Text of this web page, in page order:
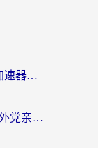
海外党打光明大陆总卡顿？选对加速器才是关键！（附亲测好用的推荐）
澳大利亚怎么玩放开那三国3？海外党亲测有效的国服游戏加速指南